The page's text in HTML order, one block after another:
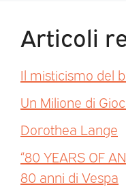
Articoli
Il misticismo del
Un Milione di
Dorothea Lange
“80 YEARS OF
80 anni di Vespa